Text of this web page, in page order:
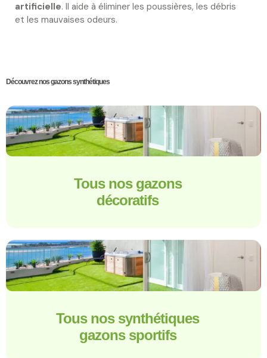
artificielle. Il aide à éliminer les poussières, les débris
et les mauvaises odeurs.
Découvrez nos gazons synthétiques
Tous nos gazons
décoratifs
Tous nos synthétiques
gazons sportifs